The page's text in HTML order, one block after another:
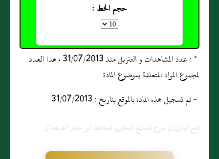
حجم الخط :
* : عدد المشاهدات و التنزيل منذ 31/07/2013 ، هذا العدد
لمجموع المواد المتعلقة بموضوع المادة
- تم تسجيل هذه المادة بالموقع بتاريخ : 31/07/2013
فتح الباري في شرح صحيح البخاري للحافظ ابن حجر العسقلاني